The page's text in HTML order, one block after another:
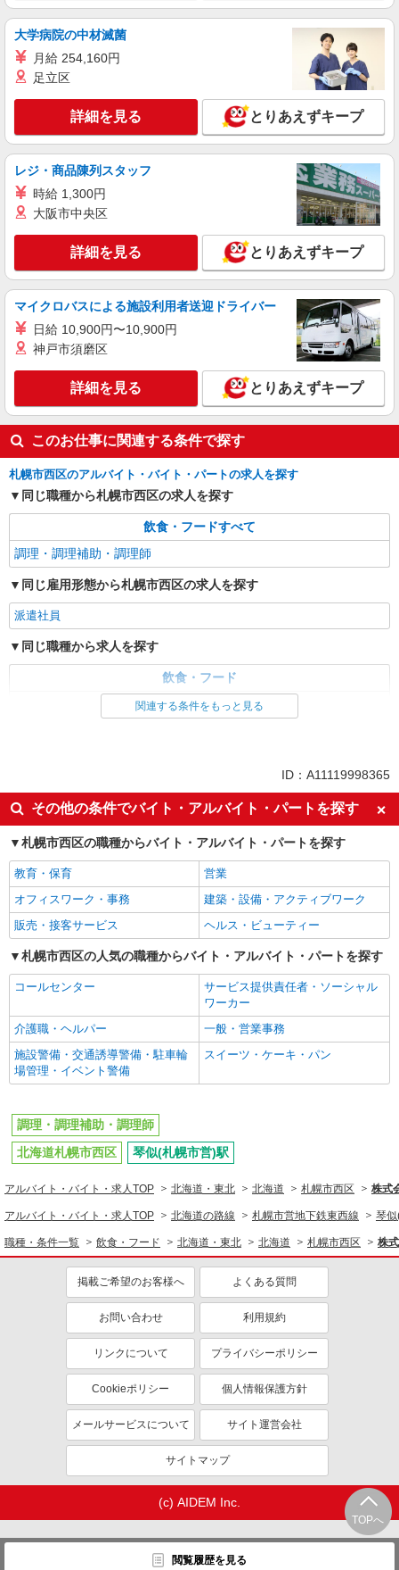
株式会社トラストグロース 北海道支社
保育園にて調理業務
【派遣時給】1,200〜1,250円（資格・経験によ
キープ 詳細を見る
派遣社員
株式会社トラストグロース 北海道支社
【派遣時給】1,200円 交通費別途支給
北海道札幌市西区発寒13条
キープ 詳細を見る
派遣社員
株式会社トラストグロース 北海道支社
保育園内厨房での調理業務
【派遣時給】1,200〜1,280円（資格・経験によ
る） 交通費別途支給
北海道札幌市西区西野9条5丁目
キープ 詳細を見る
大学病院の中材滅菌
月給 254,160円
足立区
詳細を見る とりあえずキープ
レジ・商品陳列スタッフ
時給 1,300円
大阪市中央区
詳細を見る とりあえずキープ
マイクロバスによる施設利用者送迎ドライバー
日給 10,900円〜10,900円
神戸市須磨区
詳細を見る とりあえずキープ
このお仕事に関連する条件で探す
札幌市西区のアルバイト・バイト・パートの求人を探す
同じ職種から札幌市西区の求人を探す
飲食・フードすべて
調理・調理補助・調理師
同じ雇用形態から札幌市西区の求人を探す
派遣社員
同じ職種から求人を探す
飲食・フード
調理・調理補助・調理師関連する条件をもっと見る
ID：A11119998365
その他の条件でバイト・アルバイト・パートを探す
札幌市西区の職種からバイト・アルバイト・パートを探す
教育・保育
営業
オフィスワーク・事務
建築・設備・アクティブワーク
販売・接客サービス
ヘルス・ビューティー
札幌市西区の人気の職種からバイト・アルバイト・パートを探す
コールセンター
サービス提供責任者・ソーシャル
ワーカー
介護職・ヘルパー
一般・営業事務
施設警備・交通誘導警備・駐車輪
場管理・イベント警備
スイーツ・ケーキ・パン
TOPへ
閲覧履歴を見る
調理・調理補助・調理師
北海道札幌市西区
琴似(札幌市営)駅
アルバイト・バイト・求人TOP 北海道・東北 北海道 札幌市西区 株式
アルバイト・バイト・求人TOP 北海道の路線 札幌市営地下鉄東西線 琴
職種・条件一覧 飲食・フード 北海道・東北 北海道 札幌市西区 株
掲載ご希望のお客様へ よくある質問
お問い合わせ 利用規約
リンクについて プライバシーポリシー
Cookieポリシー 個人情報保護方針
メールサービスについて サイト運営会社
サイトマップ
(c) AIDEM Inc.